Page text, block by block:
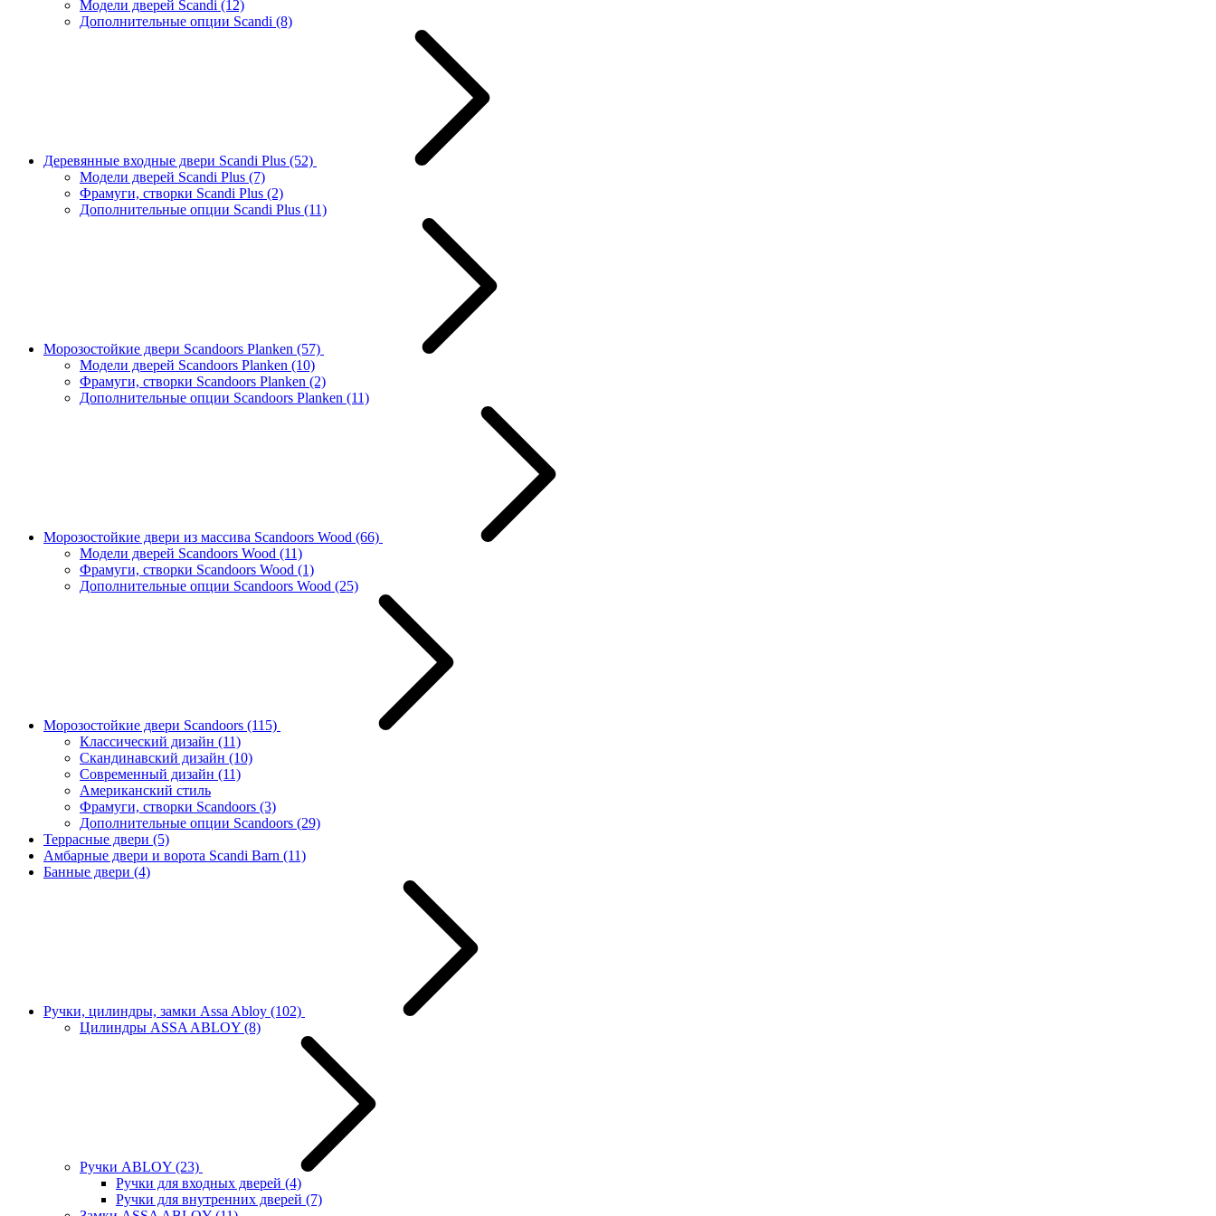
Модели дверей Scandi (12)
Дополнительные опции Scandi (8)
Деревянные входные двери Scandi Plus (52)
Модели дверей Scandi Plus (7)
Фрамуги, створки Scandi Plus (2)
Дополнительные опции Scandi Plus (11)
Морозостойкие двери Scandoors Planken (57)
Модели дверей Scandoors Planken (10)
Фрамуги, створки Scandoors Planken (2)
Дополнительные опции Scandoors Planken (11)
Морозостойкие двери из массива Scandoors Wood (66)
Модели дверей Scandoors Wood (11)
Фрамуги, створки Scandoors Wood (1)
Дополнительные опции Scandoors Wood (25)
Морозостойкие двери Scandoors (115)
Классический дизайн (11)
Скандинавский дизайн (10)
Современный дизайн (11)
Американский стиль
Фрамуги, створки Scandoors (3)
Дополнительные опции Scandoors (29)
Террасные двери (5)
Амбарные двери и ворота Scandi Barn (11)
Банные двери (4)
Ручки, цилиндры, замки Assa Abloy (102)
Цилиндры ASSA ABLOY (8)
Ручки ABLOY (23)
Ручки для входных дверей (4)
Ручки для внутренних дверей (7)